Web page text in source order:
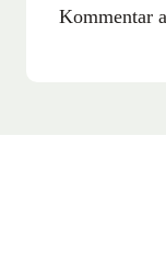
Kommentar